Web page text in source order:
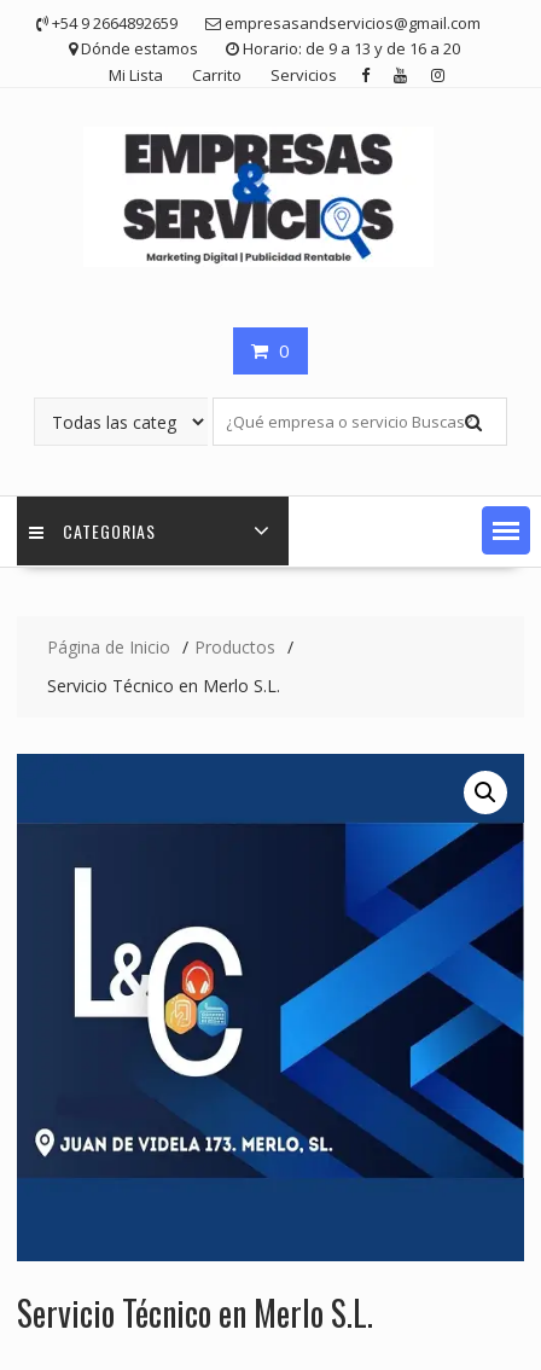
contenido
+54 9 2664892659
empresasandservicios@gmail.com
Dónde estamos
Horario: de 9 a 13 y de 16 a 20
Mi Lista
Carrito Servicios
0
CATEGORIAS
Página de Inicio
Productos
Servicio Técnico en Merlo S.L.
Servicio Técnico en Merlo S.L.